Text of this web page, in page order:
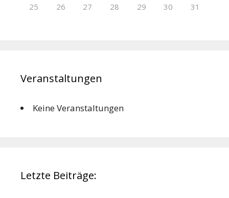
25 26 27 28 29 30 31
Veranstaltungen
Keine Veranstaltungen
Letzte Beiträge: